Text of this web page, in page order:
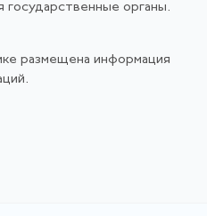
органы.
размещена информация